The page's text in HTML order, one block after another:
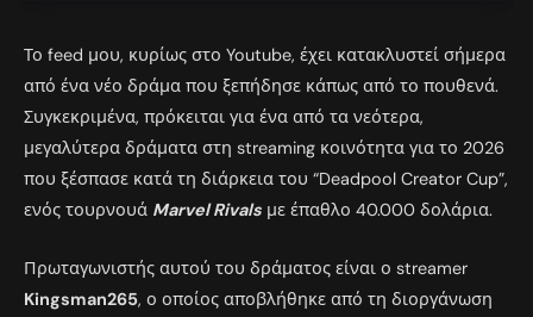
Το feed μου, κυρίως στο Youtube, έχει κατακλυστεί σήμερα
από ένα νέο δράμα που ξεπήδησε κάπως από το πουθενά.
Συγκεκριμένα, πρόκειται για ένα από τα νεότερα,
μεγαλύτερα δράματα στη streaming κοινότητα για το 2026
που ξέσπασε κατά τη διάρκεια του “Deadpool Creator Cup”,
ενός τουρνουά Marvel Rivals με έπαθλο 40.000 δολάρια.
Πρωταγωνιστής αυτού του δράματος είναι ο streamer
Kingsman265, ο οποίος αποβλήθηκε από τη διοργάνωση